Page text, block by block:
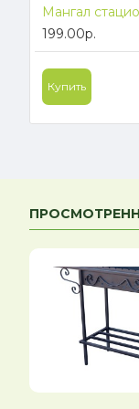
199.00р.
Купить